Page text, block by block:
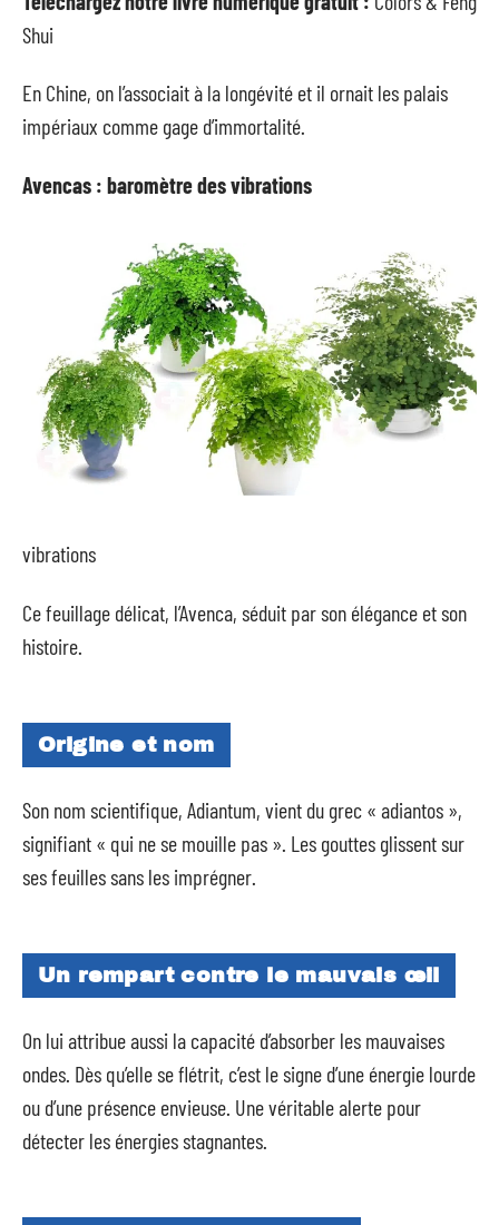
Shui
En Chine, on l’associait à la longévité et il ornait les palais
impériaux comme gage d’immortalité.
Avencas : baromètre des vibrations
vibrations
Ce feuillage délicat, l’Avenca, séduit par son élégance et son
histoire.
Origine et nom
Son nom scientifique, Adiantum, vient du grec « adiantos »,
signifiant « qui ne se mouille pas ». Les gouttes glissent sur
ses feuilles sans les imprégner.
Un rempart contre le mauvais œil
On lui attribue aussi la capacité d’absorber les mauvaises
ondes. Dès qu’elle se flétrit, c’est le signe d’une énergie lourde
ou d’une présence envieuse. Une véritable alerte pour
détecter les énergies stagnantes.